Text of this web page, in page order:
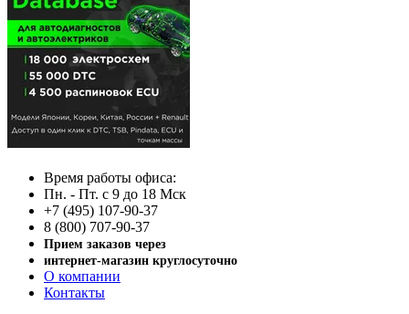
Время работы офиса:
Пн. - Пт. с 9 до 18 Мск
+7 (495) 107-90-37
8 (800) 707-90-37
Прием заказов через
интернет-магазин круглосуточно
О компании
Контакты